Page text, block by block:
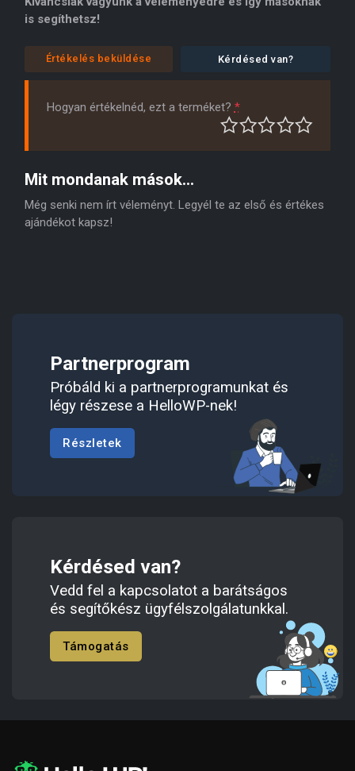
is segíthetsz!
Értékelés beküldése Kérdésed van?
Hogyan értékelnéd, ezt a terméket? *
Mit mondanak mások...
Még senki nem írt véleményt. Legyél te az első és értékes
ajándékot kapsz!
Partnerprogram
Próbáld ki a partnerprogramunkat és
légy részese a HelloWP-nek!
Részletek
Kérdésed van?
Vedd fel a kapcsolatot a barátságos
és segítőkész ügyfélszolgálatunkkal.
Támogatás